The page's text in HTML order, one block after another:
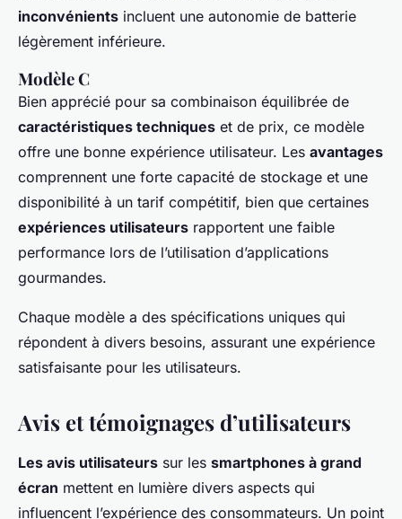
inconvénients incluent une autonomie de batterie
légèrement inférieure.
Modèle C
Bien apprécié pour sa combinaison équilibrée de
caractéristiques techniques et de prix, ce modèle
offre une bonne expérience utilisateur. Les avantages
comprennent une forte capacité de stockage et une
disponibilité à un tarif compétitif, bien que certaines
expériences utilisateurs rapportent une faible
performance lors de l’utilisation d’applications
gourmandes.
Chaque modèle a des spécifications uniques qui
répondent à divers besoins, assurant une expérience
satisfaisante pour les utilisateurs.
Avis et témoignages d’utilisateurs
Les avis utilisateurs sur les smartphones à grand
écran mettent en lumière divers aspects qui
influencent l’expérience des consommateurs. Un point